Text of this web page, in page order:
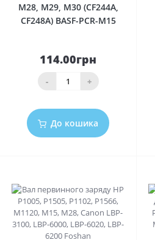
M28, M29, M30 (CF244A,
CF248A) BASF-PCR-M15
114.00грн
- +
До кошика